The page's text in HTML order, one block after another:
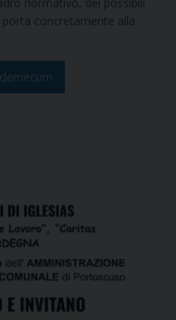
porta concretamente alla